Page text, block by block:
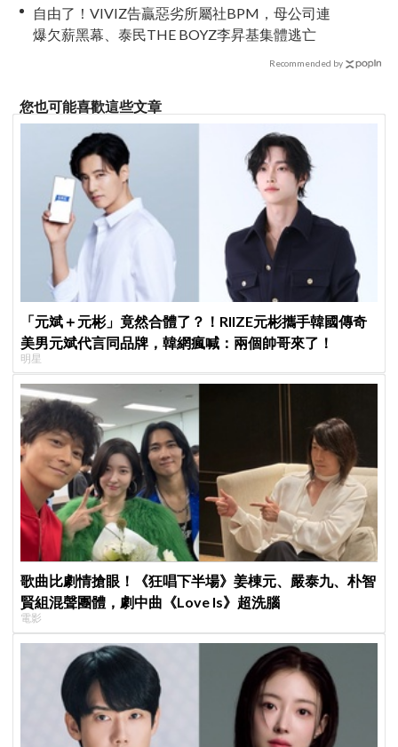
自由了！VIVIZ告贏惡劣所屬社BPM，母公司連
爆欠薪黑幕、泰民THE BOYZ李昇基集體逃亡
Recommended by
您也可能喜歡這些文章
「元斌＋元彬」竟然合體了？！RIIZE元彬攜手韓國傳奇
美男元斌代言同品牌，韓網瘋喊：兩個帥哥來了！
明星
歌曲比劇情搶眼！《狂唱下半場》姜棟元、嚴泰九、朴智
賢組混聲團體，劇中曲《Love Is》超洗腦
電影